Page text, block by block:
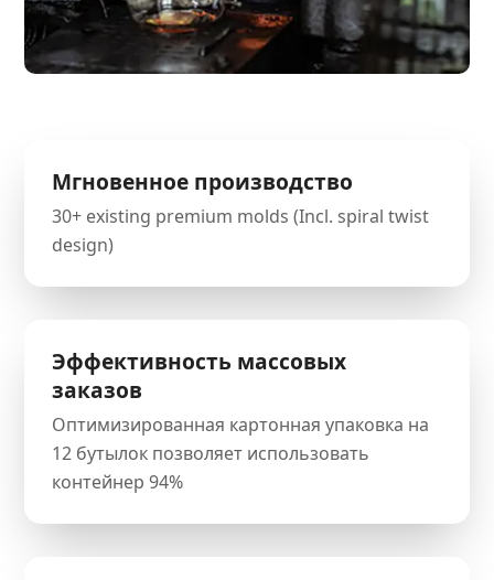
Мгновенное производство
30+ existing premium molds (Incl. spiral twist
design)
Эффективность массовых
заказов
Оптимизированная картонная упаковка на
12 бутылок позволяет использовать
контейнер 94%